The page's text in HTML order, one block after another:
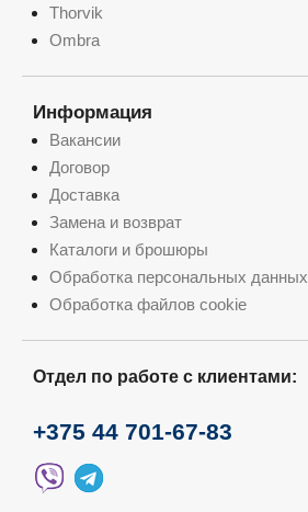
Thorvik
Ombra
Информация
Вакансии
Договор
Доставка
Замена и возврат
Каталоги и брошюры
Обработка персональных данных
Обработка файлов cookie
Отдел по работе с клиентами:
+375 44 701-67-83